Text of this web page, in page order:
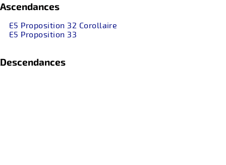
Ascendances
E5 Proposition 32 Corollaire
E5 Proposition 33
Descendances